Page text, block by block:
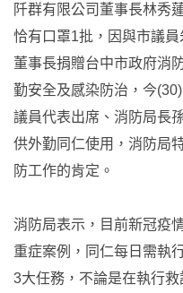
阡群有限公司董事長林秀
恰有口罩1批，因與市議
董事長捐贈台中市政府消
勤安全及感染防治，今
議員代表出席、消防局長
供外勤同仁使用，消防局
防工作的肯定。
消防局表示，目前新冠疫
重症案例，同仁每日需執
3大任務，不論是在執行